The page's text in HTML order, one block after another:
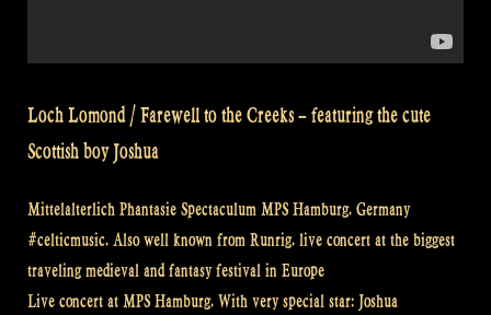
Loch Lomond / Farewell to the Creeks – featuring the cute
Scottish boy Joshua
Mittelalterlich Phantasie Spectaculum MPS Hamburg. Germany
#celticmusic. Also well known from Runrig. live concert at the biggest
traveling medieval and fantasy festival in Europe
Live concert at MPS Hamburg. With very special star: Joshua